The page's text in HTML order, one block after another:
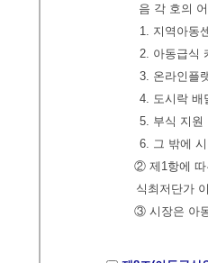
음 각 호의
1. 지역아동
2. 아동급식
3. 온라인플
4. 도시락
5. 부식 지원
6. 그 밖에
② 제1항에 따
식최저단가
③ 시장은 아